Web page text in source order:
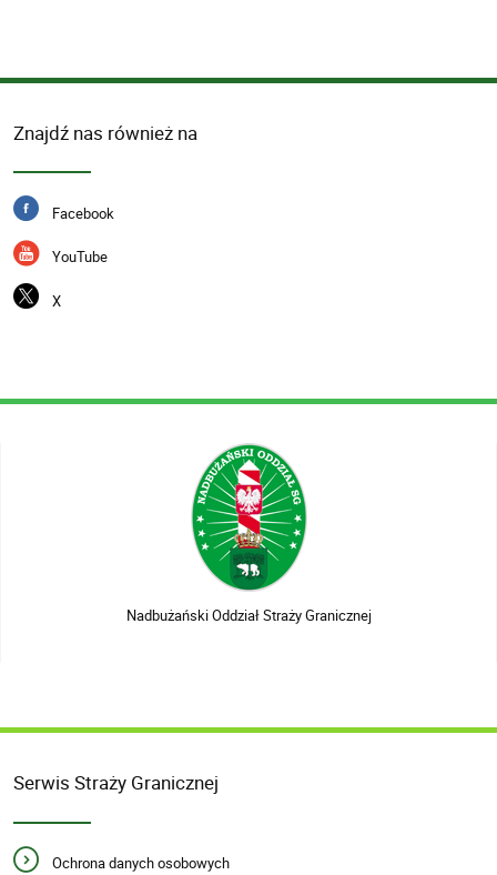
Znajdź nas również na
Facebook
YouTube
X
Nadbużański Oddział Straży Granicznej
Serwis Straży Granicznej
Ochrona danych osobowych